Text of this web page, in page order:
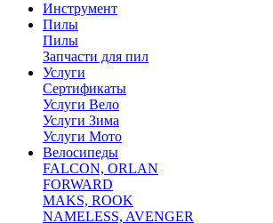
Инструмент
Пилы
Пилы
Запчасти для пил
Услуги
Сертификаты
Услуги Вело
Услуги Зима
Услуги Мото
Велосипеды
FALCON, ORLAN
FORWARD
MAKS, ROOK
NAMELESS, AVENGER